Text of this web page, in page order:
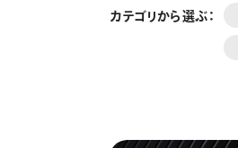
カテゴリから選ぶ：